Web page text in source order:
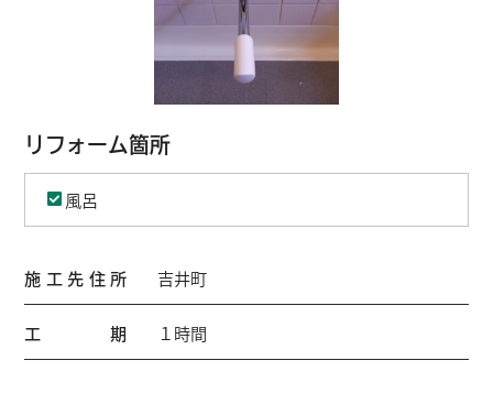
リフォーム箇所
風呂
施工先住所 吉井町
工期 １時間